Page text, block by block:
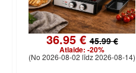
36.95 €45.99 €
Atlaide: -20%
(No 2026-08-02 līdz 2026-08-14)